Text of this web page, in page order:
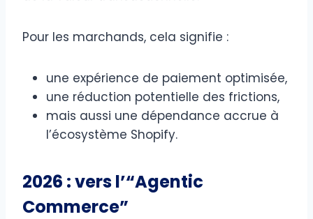
Pour les marchands, cela signifie :
une expérience de paiement optimisée,
une réduction potentielle des frictions,
mais aussi une dépendance accrue à
l’écosystème Shopify.
2026 : vers l’“Agentic
Commerce”